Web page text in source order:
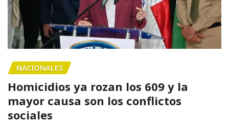
NACIONALES
Homicidios ya rozan los 609 y la
mayor causa son los conflictos
sociales